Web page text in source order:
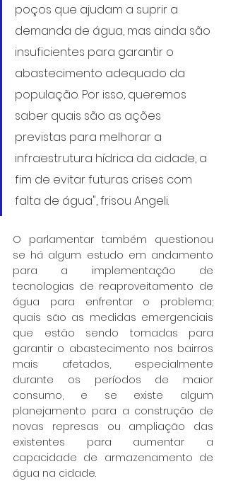
poços que ajudam a suprir a
demanda de água, mas ainda são
insuficientes para garantir o
abastecimento adequado da
população. Por isso, queremos
saber quais são as ações
previstas para melhorar a
infraestrutura hídrica da cidade, a
fim de evitar futuras crises com
falta de água", frisou Angeli.
O parlamentar também questionou
se há algum estudo em andamento
para a implementação de
tecnologias de reaproveitamento de
água para enfrentar o problema;
quais são as medidas emergenciais
que estão sendo tomadas para
garantir o abastecimento nos bairros
mais afetados, especialmente
durante os períodos de maior
consumo, e se existe algum
planejamento para a construção de
novas represas ou ampliação das
existentes para aumentar a
capacidade de armazenamento de
água na cidade.